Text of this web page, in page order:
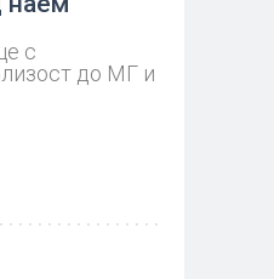
с
до МГ и